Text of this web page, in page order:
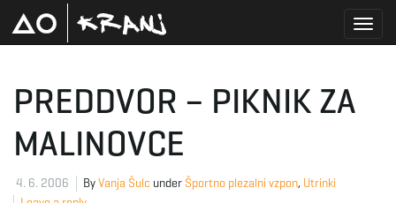
PREDDVOR – PIKNIK ZA
MALINOVCE
4. 6. 2006 ByVanja Šulc under Športno plezalni vzpon, Utrinki